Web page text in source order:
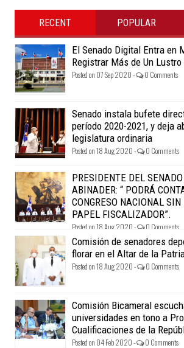
RECENT POPULAR
El Senado Digital Entra en
Registrar Más de Un
Posted on 07 Sep 2020 - 0 Comments
Senado instala bufete
período 2020-2021, y deja
legislatura ordinaria
Posted on 18 Aug 2020 - 0 Comments
PRESIDENTE DEL
ABINADER: “ PODRÁ
CONGRESO NACIONAL
PAPEL FISCALIZADOR”.
Posted on 18 Aug 2020 - 0 Comments
Comisión de senadores
florar en el Altar de la
Posted on 18 Aug 2020 - 0 Comments
Comisión Bicameral
universidades en tono a
Cualificaciones de la
Posted on 04 Feb 2020 - 0 Comments